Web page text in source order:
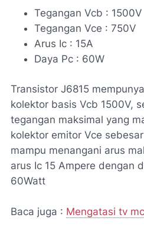
Tegangan Vcb : 1500V
Tegangan Vce : 750V
Arus Ic : 15A
Daya Pc : 60W
Transistor J6815
kolektor basis Vcb 1500V,
tegangan maksimal yang
kolektor emitor Vce
mampu menangani arus
arus Ic 15 Ampere dengan
60Watt
Baca juga : Mengatasi tv